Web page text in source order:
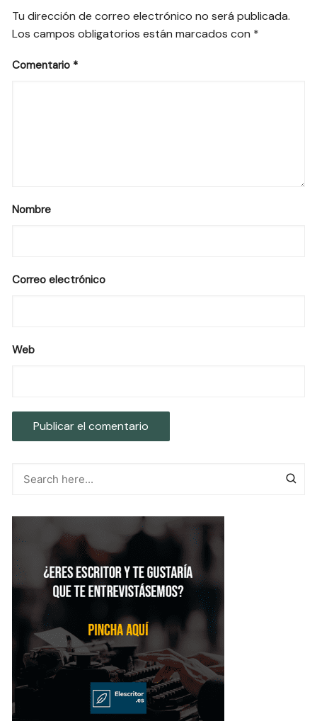
Tu dirección de correo electrónico no será publicada.
Los campos obligatorios están marcados con *
Comentario *
Nombre
Correo electrónico
Web